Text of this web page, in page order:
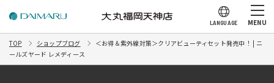
LANGUAGE MENU
TOP ショップブログ
＜お得＆紫外線対策＞クリアビューティセット発売中！ | ニ
ールズヤード レメディース